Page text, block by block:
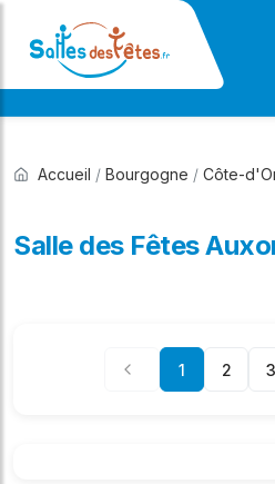
Accueil / Bourgogne / Côte-
Salle des Fêtes
1 2 3